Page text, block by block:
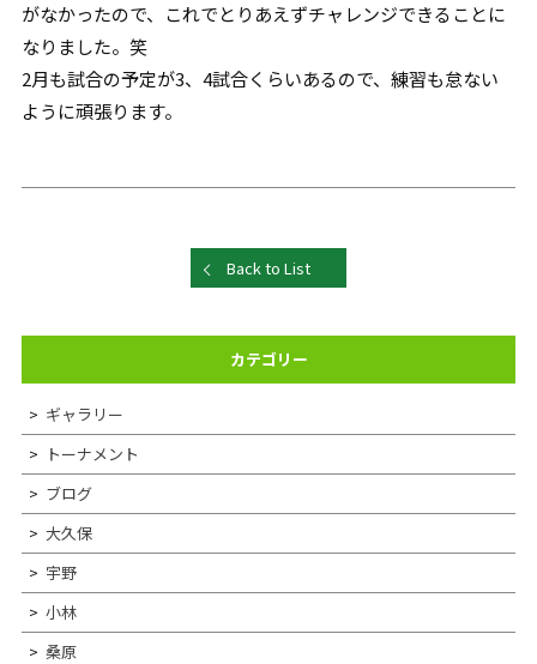
がなかったので、これでとりあえずチャレンジできることに
なりました。笑
2月も試合の予定が3、4試合くらいあるので、練習も怠ない
ように頑張ります。
Back to List
カテゴリー
ギャラリー
トーナメント
ブログ
大久保
宇野
小林
桑原